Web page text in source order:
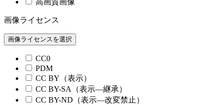
画像ライセンス
画像ライセンスを選択
CC0
PDM
CC BY（表示）
CC BY-SA（表示—継承）
CC BY-ND（表示—改変禁止）